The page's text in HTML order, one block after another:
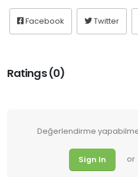
Facebook Twitter
Ratings (0)
Değerlendirme
Sign In or